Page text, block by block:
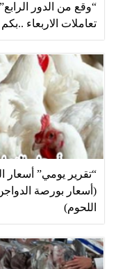
“وقع من الدور
تعاملات الاربعاء
“تقرير يومي” أسعار
(أسعار بورصة
اللحوم)